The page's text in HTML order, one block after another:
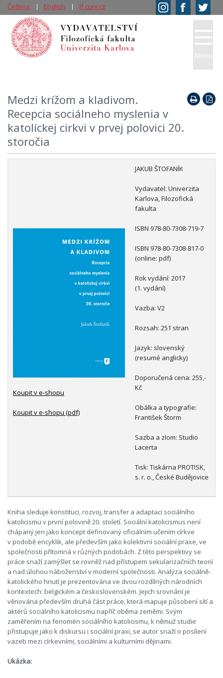
Medzi krížom a kladivom.
Recepcia sociálneho myslenia v
katolíckej cirkvi v prvej polovici 20.
storočia
Koupit v e-shopu
Koupit v e-shopu (pdf)
JAKUB ŠTOFANÍK
Vydavatel: Univerzita
Karlova, Filozofická
fakulta
ISBN 978-80-7308-719-7
ISBN 978-80-7308-817-0
(online: pdf)
Rok vydání: 2017
(1. vydání)
Vazba: V2
Rozsah: 251 stran
Jazyk: slovenský
(resumé anglicky)
Doporučená cena: 255,-
Kč
Obálka a typografie:
František Štorm
Sazba a zlom: Studio
Lacerta
Tisk: Tiskárna PROTISK,
s. r. o., České Budějovice
Kniha sleduje konstituci, rozvoj, transfer a adaptaci sociálního
katolicismu v první polovině 20. století. Sociální katolicismus není
chápaný jen jako koncept definovaný oficiálním učením církve
v podobě encyklik, ale především jako kolektivní sociální praxe, ve
společnosti přítomná v různých podobách. Z této perspektivy se
práce snaží zamýšlet se rovněž nad přístupem sekularizačních teorií
a nad úlohou náboženství v moderní společnosti. Analýza sociálně-
katolického hnutí je prezentována ve dvou rozdílných národních
kontextech: belgickém a československém. Jejich srovnání je
věnována především druhá část práce, která mapuje působení sítí a
aktérů sociálního katolicismu napříč oběma zeměmi. Svým
zaměřením na fenomén sociálního katolicismu, k němuž studie
přistupuje jako k diskursu i sociální praxi, se autor snaží o posílení
vazeb mezi církevními, sociálními a kulturními dějinami.
Ukázka:
Menu
Čeština English ff.cuni.cz